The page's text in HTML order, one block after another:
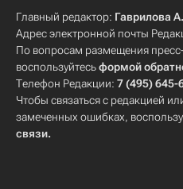
Главный редактор: Гаврилова
Адрес электронной почты
По вопросам размещения
воспользуйтесьформой
Телефон Редакции: 7 (495) 645-
Чтобы связаться с редакцией
замеченных ошибках,
связи.